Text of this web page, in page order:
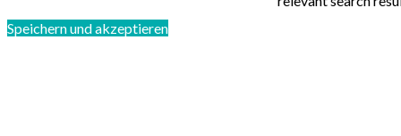
Speichern und akzeptieren